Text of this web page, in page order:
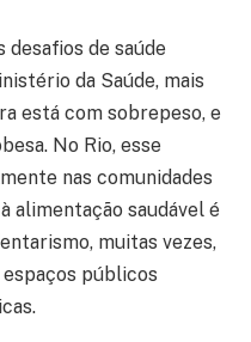
desafios de saúde
da Saúde, mais
está com sobrepeso, e
No Rio, esse
nas comunidades
alimentação saudável é
muitas vezes,
públicos